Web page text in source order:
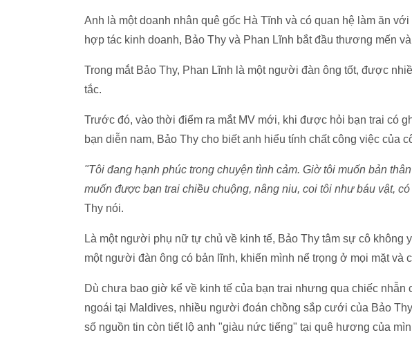
Anh là một doanh nhân quê gốc Hà Tĩnh và có quan hệ làm ăn
hợp tác kinh doanh, Bảo Thy và Phan Lĩnh bắt đầu thương mến
Trong mắt Bảo Thy, Phan Lĩnh là một người đàn ông tốt, được
tắc.
Trước đó, vào thời điểm ra mắt MV mới, khi được hỏi bạn trai có
bạn diễn nam, Bảo Thy cho biết anh hiểu tính chất công việc của
"Tôi đang hạnh phúc trong chuyện tình cảm. Giờ tôi muốn bản
muốn được bạn trai chiều chuộng, nâng niu, coi tôi như báu vật,
Thy nói.
Là một người phụ nữ tự chủ về kinh tế, Bảo Thy tâm sự cô không
một người đàn ông có bản lĩnh, khiến mình nể trọng ở mọi mặt và
Dù chưa bao giờ kể về kinh tế của bạn trai nhưng qua chiếc nhẫn
ngoái tại Maldives, nhiều người đoán chồng sắp cưới của Bảo
số nguồn tin còn tiết lộ anh "giàu nức tiếng" tại quê hương của